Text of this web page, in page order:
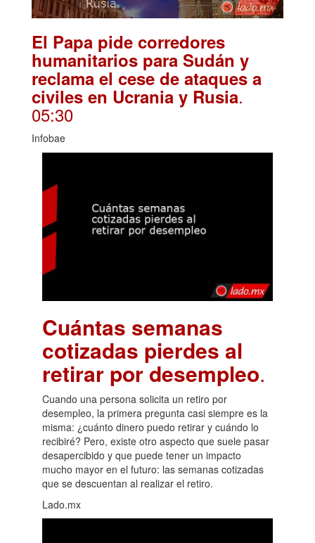
El Papa pide corredores
humanitarios para Sudán y
reclama el cese de ataques a
civiles en Ucrania y Rusia.
05:30
Infobae
Cuántas semanas
cotizadas pierdes al
retirar por desempleo.
Cuando una persona solicita un retiro por
desempleo, la primera pregunta casi siempre es la
misma: ¿cuánto dinero puedo retirar y cuándo lo
recibiré? Pero, existe otro aspecto que suele pasar
desapercibido y que puede tener un impacto
mucho mayor en el futuro: las semanas cotizadas
que se descuentan al realizar el retiro.
Lado.mx